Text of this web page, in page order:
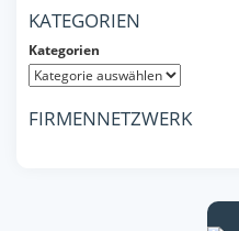
KATEGORIEN
Kategorien
FIRMENNETZWERK